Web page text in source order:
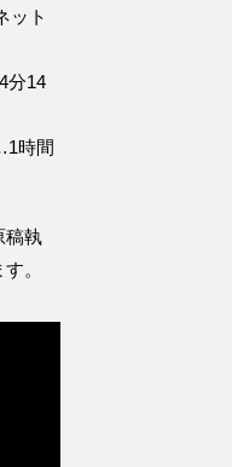
ット
分14
時間
稿執
。